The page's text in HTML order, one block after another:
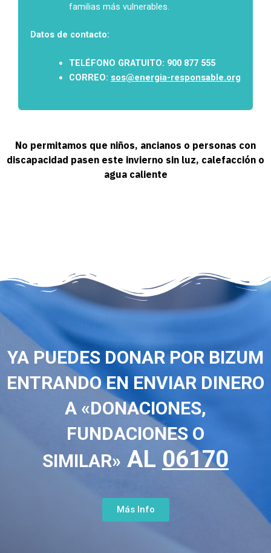
familias más vulnerables.
Datos de contacto:
TELÉFONO GRATUITO: 900 877 555
CORREO: sos@energia-responsable.org
No permitamos que niños, ancianos o personas con
discapacidad pasen este invierno sin luz, calefacción o
agua caliente
YA PUEDES DONAR POR BIZUM
ENTRANDO EN ENVIAR DINERO
A «DONACIONES,
FUNDACIONES O
SIMILAR» AL 06170
Más Info